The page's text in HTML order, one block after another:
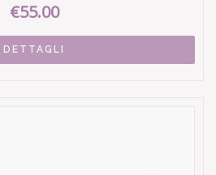
€55.00
DETTAGLI